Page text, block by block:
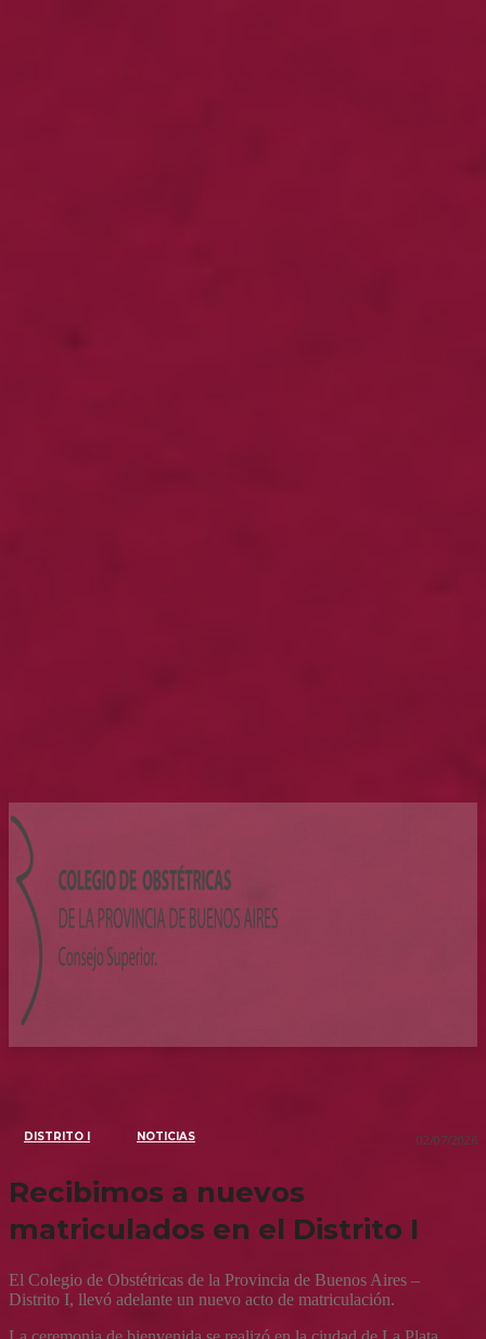
DISTRITO I NOTICIAS 02/07/2026
Recibimos a nuevos
matriculados en el Distrito I
El Colegio de Obstétricas de la Provincia de Buenos Aires –
Distrito I, llevó adelante un nuevo acto de matriculación.